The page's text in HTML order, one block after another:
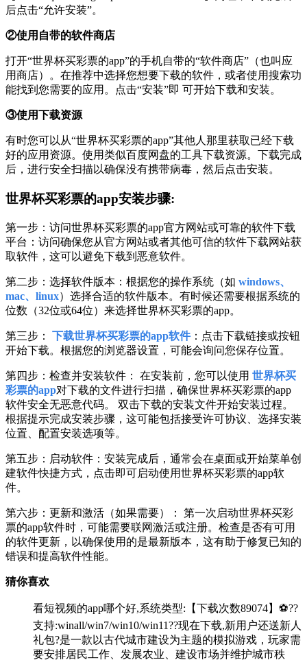
后点击“允许安装”。
②使用自带的软件商店
打开“世界杯买彩票的app”的手机自带的“软件商店”（也叫应
用商店）。在推荐中选择您想要下载的软件，或者使用搜索功
能找到您需要的应用。点击“安装”即 可开始下载和安装。
③使用下载资源
有时您可以从“世界杯买彩票的app”其他人那里获取已经下载
好的应用资源。使用类似百度网盘的工具下载资源。下载完成
后，进行安全扫描以确保没有携带病毒，然后点击安装。
世界杯买彩票的app安装步骤:
第一步：访问世界杯买彩票的app官方网站或可靠的软件下载
平台：访问确保您从官方网站或者其他可信的软件下载网站获
取软件，这可以避免下载到恶意软件。
第二步：选择软件版本：根据您的操作系统（如 windows、
mac、linux）选择合适的软件版本。有时候还需要根据系统的
位数（32位或64位）来选择世界杯买彩票的app。
第三步： 下载世界杯买彩票的app软件：点击下载链接或按钮
开始下载。根据您的浏览器设置，可能会询问您保存位置。
第四步：检查并安装软件： 在安装前，您可以使用 世界杯买
彩票的app对下载的文件进行扫描，确保世界杯买彩票的app
软件安全无恶意代码。 双击下载的安装文件开始安装过程。
根据提示完成安装步骤，这可能包括接受许可协议、选择安装
位置、配置安装选项等。
第五步：启动软件：安装完成后，通常会在桌面或开始菜单创
建软件快捷方式，点击即可启动使用世界杯买彩票的app软
件。
第六步：更新和激活（如果需要）： 第一次启动世界杯买彩
票的app软件时，可能需要联网激活或注册。检查是否有可用
的软件更新，以确保使用的是最新版本，这有助于修复已知的
错误和提高软件性能。
猜你喜欢
看短视频的app哪个好,系统类型:【下载次数89074】⚽??
支持:winall/win7/win10/win11??现在下载,新用户还送新人
礼包?是一款以古代城市建设为主题的模拟游戏，玩家需
要安排居民工作、发展农业、建设市场并维护城市秩